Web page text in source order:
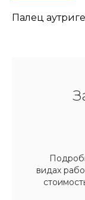
Палец
видах